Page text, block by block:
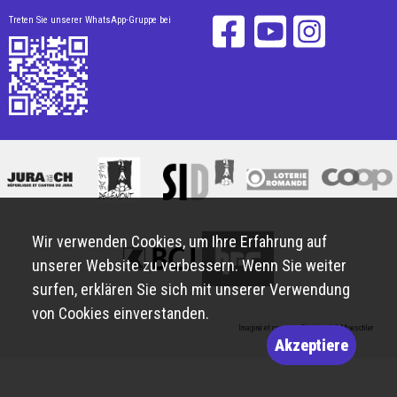
Treten Sie unserer WhatsApp-Gruppe bei
Imaginé et conçu parGiorgianni & Moeschler
Wir verwenden Cookies, um Ihre Erfahrung auf
unserer Website zu verbessern. Wenn Sie weiter
surfen, erklären Sie sich mit unserer Verwendung
von Cookies einverstanden.
Akzeptiere